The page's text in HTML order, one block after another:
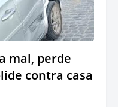
mal, perde
contra casa